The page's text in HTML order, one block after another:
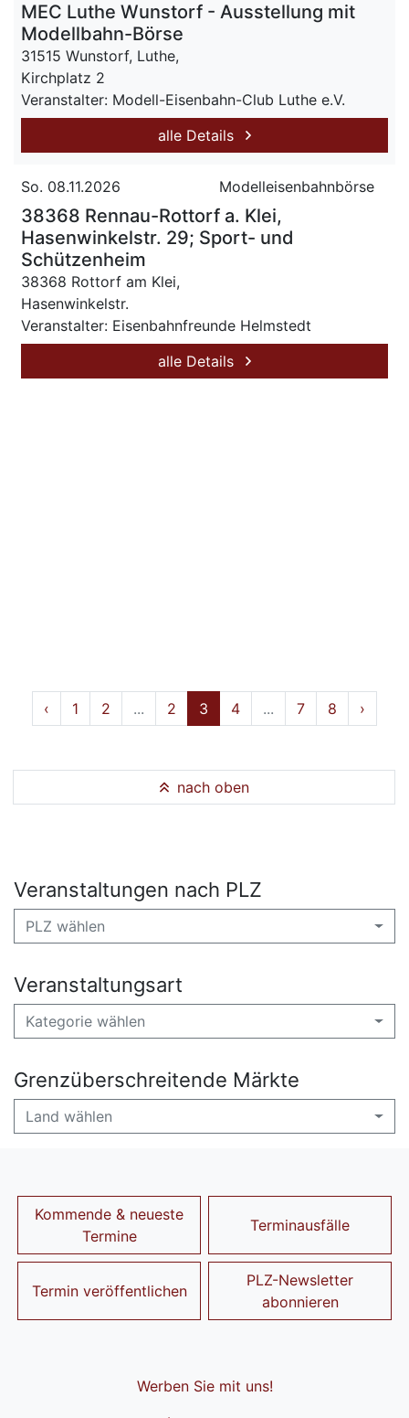
MEC Luthe Wunstorf - Ausstellung mit
Modellbahn-Börse
31515 Wunstorf, Luthe,
Kirchplatz 2
Veranstalter: Modell-Eisenbahn-Club Luthe e.V.
alle Details
So. 08.11.2026 Modelleisenbahnbörse
38368 Rennau-Rottorf a. Klei,
Hasenwinkelstr. 29; Sport- und
Schützenheim
38368 Rottorf am Klei,
Hasenwinkelstr.
Veranstalter: Eisenbahnfreunde Helmstedt
alle Details
‹ 1 2 ... 2 3 4 ... 7 8 ›
nach oben
Veranstaltungen nach PLZ
PLZ wählen
Veranstaltungsart
Kategorie wählen
Grenzüberschreitende Märkte
Land wählen
Kommende & neueste
Termine
Terminausfälle
Termin veröffentlichen
PLZ-Newsletter
abonnieren
Werben Sie mit uns!